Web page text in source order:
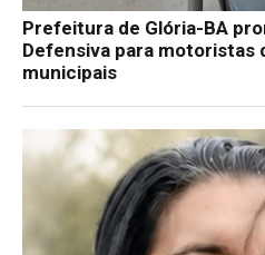
Prefeitura de Glória-BA
Defensiva para motoristas
municipais